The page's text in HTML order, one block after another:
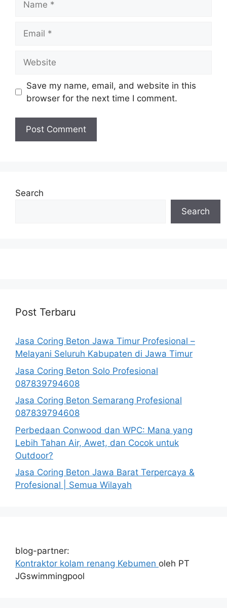
Save my name, email, and website in this
browser for the next time I comment.
Search
Search
Post Terbaru
Jasa Coring Beton Jawa Timur Profesional –
Melayani Seluruh Kabupaten di Jawa Timur
Jasa Coring Beton Solo Profesional
087839794608
Jasa Coring Beton Semarang Profesional
087839794608
Perbedaan Conwood dan WPC: Mana yang
Lebih Tahan Air, Awet, dan Cocok untuk
Outdoor?
Jasa Coring Beton Jawa Barat Terpercaya &
Profesional | Semua Wilayah
blog-partner:
Kontraktor kolam renang Kebumen oleh PT
JGswimmingpool